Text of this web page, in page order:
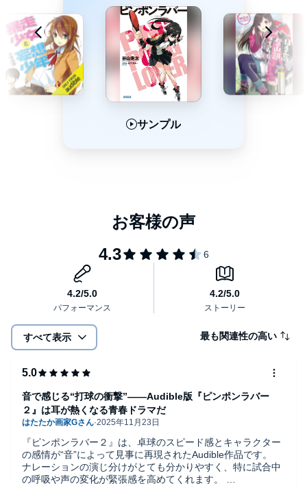
サンプル
すべて表示 最も関連性の高い
『ピンポンラバー２』は、卓球のスピード感とキャラクター
の感情が“音”によって見事に再現されたAudible作品です。
ナレーションの演じ分けがとても分かりやすく、特に試合中
の呼吸や声の変化が緊張感を高めてくれます。
音で感じる“打球の衝撃”――Audible版『ピンポンラバー
２』は耳が熱くなる青春ドラマだ